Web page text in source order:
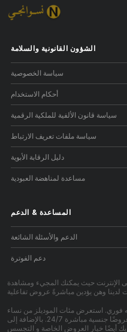
الشؤون القانونية والسلامة
سياسة الخصوصية
أحكام الاستخدام
سياسة قانون الألفية للملكية الرقمية
سياسة ملفات تعريف الارتباط
دليل الرقابة الأبوية
مساعدة لمناهضة العبودية
المساعدة & الدعم
الدعم والأسئلة الشائعة
دعم الفوترة
الإنترنت حيث يمكنك المجيء ومشاهدة
والوصول إليه فوري. استعرض مئات الموديلز من نساء
ورجال وأزواج ومتحولات جنسيًا يؤدون عروضًا جنسية مباشرة 24/7. بالإضافة إلى
أيضًا خيار العروض الخاصة و التجسس